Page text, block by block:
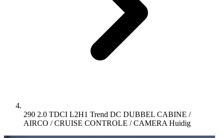
290 2.0 TDCI L2H1 Trend DC DUBBEL CABINE /
AIRCO / CRUISE CONTROLE / CAMERA Huidig